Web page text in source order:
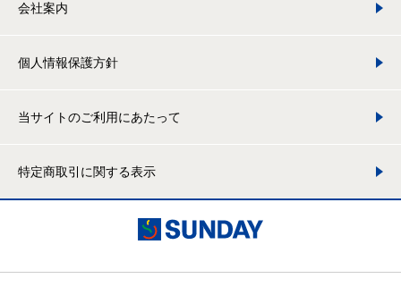
会社案内
個人情報保護方針
当サイトのご利用にあたって
特定商取引に関する表示